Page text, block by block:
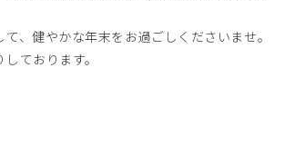
、健やかな年末をお過ごしくださいませ。
ております。